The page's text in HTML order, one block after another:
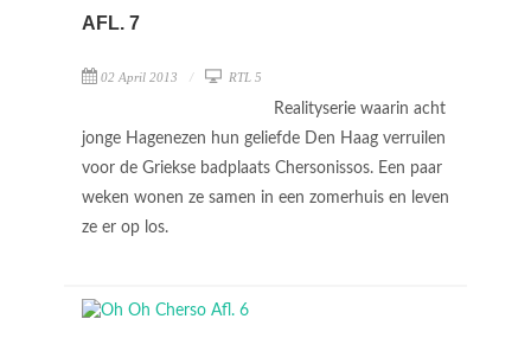
AFL. 7
02 April 2013 RTL 5
Realityserie waarin acht
jonge Hagenezen hun geliefde Den Haag verruilen
voor de Griekse badplaats Chersonissos. Een paar
weken wonen ze samen in een zomerhuis en leven
ze er op los.